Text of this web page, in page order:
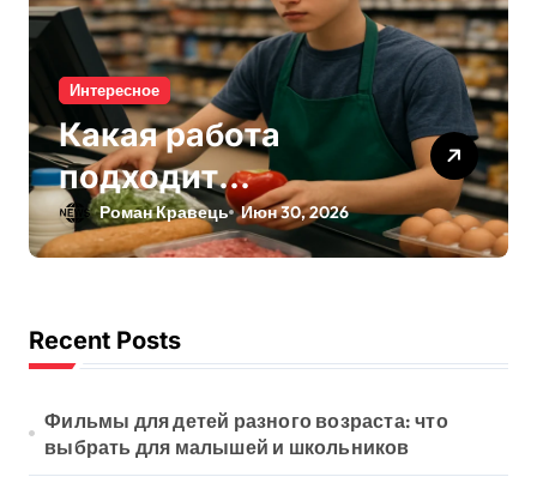
Интересное
Какая работа
подходит
подросткам:
безопасные
старта
Роман Кравець Июн 30, 2026
Recent Posts
Фильмы для детей разного возраста: что
выбрать для малышей и школьников